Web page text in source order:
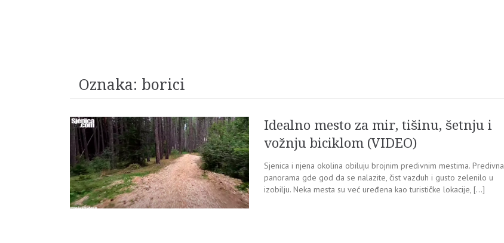
Oznaka: borici
Idealno mesto za mir, tišinu, šetnju i
vožnju biciklom (VIDEO)
Sjenica i njena okolina obiluju brojnim predivnim mestima. Predivna
panorama gde god da se nalazite, čist vazduh i gusto zelenilo u
izobilju. Neka mesta su već uređena kao turističke lokacije, […]